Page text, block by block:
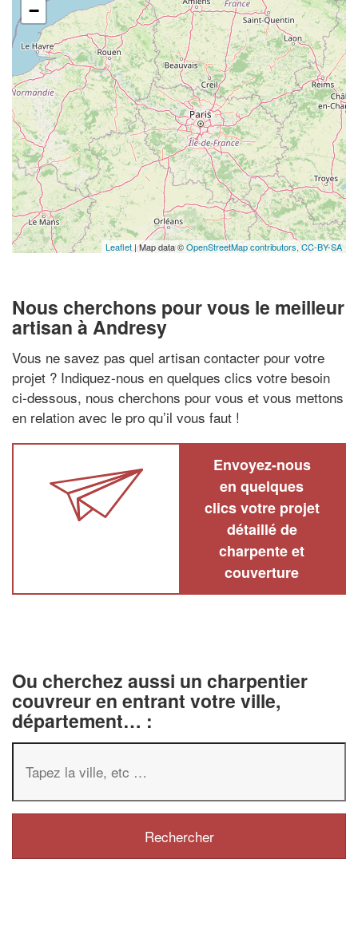
−
Leaflet| Map data ©OpenStreetMap contributors,CC-BY-SA
Nous cherchons pour vous le meilleur
artisan à Andresy
Vous ne savez pas quel artisan contacter pour votre
projet ? Indiquez-nous en quelques clics votre besoin
ci-dessous, nous cherchons pour vous et vous mettons
en relation avec le pro qu’il vous faut !
Envoyez-nous
en quelques
clics votre projet
détaillé de
charpente et
couverture
Ou cherchez aussi un charpentier
couvreur en entrant votre ville,
département… :